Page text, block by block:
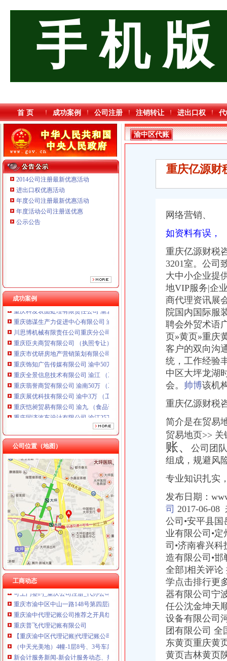
手 机 版
首 页 成功案例 公司注册 注销转让 进出口权
2014公司注册最新优惠活动
进出口权优惠活动
年度公司注册最新优惠活动
年度活动公司注册送优惠
公示公告
成功案例
重庆臣夫商贸有限公司 （执照专让）
重庆市优研房地产营销策划有限公司
重庆恺昶贸易有限公司 渝九 （食品许可证）
重庆同济汽车设计有限公司 渝江25万 （工商注册）
重庆科发表面处理有限责任公司 渝北800万 （进出口权）
重庆德谋生产力促进中心有限公司 渝大10万 （工商注册）
川思博机械有限责任公司重庆分公司 渝江 （工商注册）
重庆臣夫商贸有限公司 （执照专让）
重庆市优研房地产营销策划有限公司
重庆饰知广告传媒有限公司 渝中50万 （工商注册）
重庆全景信息技术有限公司 渝江 （工商注册）
重庆翡誉商贸有限公司 渝南50万 （工商注册）
重庆展优科技有限公司 渝中3万 （工商注册）
重庆恺昶贸易有限公司 渝九 （食品许可证）
重庆同济汽车设计有限公司 渝江25万 （工商注册）
重庆科发表面处理有限责任公司 渝北800万 （进出口权）
重庆德谋生产力促进中心有限公司 渝大10万 （工商注册）
川思博机械有限责任公司重庆分公司 渝江 （工商注册）
公司位置（地图）
工商动态
渝中区代账公司
50元话费厂家_50元话费厂家/公司-阿里巴巴公司黄页
重庆普飞代理记账有限公司
重庆代办公司注册,工商注册,代帐会计,代理记账,代办营_重庆代账公司
重庆工商代办_重庆代理记账_重庆公司注册-重庆橙柚青工商咨询有限
【重庆渝中区代理记账|代理记账公司|会计代理记账】-重庆赶集网
关于永川区副局长张道国、经支队副队长吕正彬等人对永福公
（中天光美地）4幢-1层8号、3号车库负1层车位60号停车用房和渝
可上门签约_重庆公司注册_代办公司_代理工商注册登记_分公司_个体
重庆市渝中区中山一路148号第四层商业用房拍卖公告_新浪重庆今荣_
重庆渝中代理记账公司推荐之开具红字发票疑问-商务服务-六安新闻网
重庆普飞代理记账有限公司
【重庆渝中区代理记账|代理记账公司|会计代理记账】-重庆赶集网
（中天光美地）4幢-1层8号、3号车库负1层车位60号停车用房和渝
新会计服务新闻-新会计服务动态、热门会计服务新闻-热门会计服
重庆市南岸区南坪江南大道7号（浪高国际广场（亮阁））、渝中区
渝中区代账
公司
重庆亿源财
网络营销、
如资料有误，
重庆亿源财税
3201室。 公司
大中小企业提
地VIP服务|企
商代理资讯展
院国内国际服
聘会外贸术语
页»黄页»重庆
客户的双向沟
统，工作经验
中区大坪龙湖
会。 帅博该机
重庆亿源财税
简介是在贸易
贸易地页>> 关
账、
公司团
组成，规避风
专业知识扎实
发布日 期 ：
司 2017-06-08
公司•安平县
业有限公司•
司•济南睿兴
造有限公司•
全部]相关评论
学点击排行更
器有限公司宁
任公沈金坤天
设备有限公司
团有限公司
东黄页重庆黄
黄页吉林黄页